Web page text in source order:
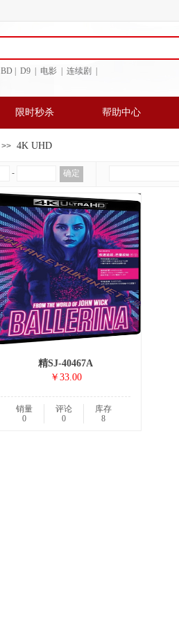
| D9 | 电影 | 连续剧 |
限时秒杀 帮助中心
>> 4K UHD
- 确定
精SJ-40467A
￥33.00
销量
0
评论
0
库存
8